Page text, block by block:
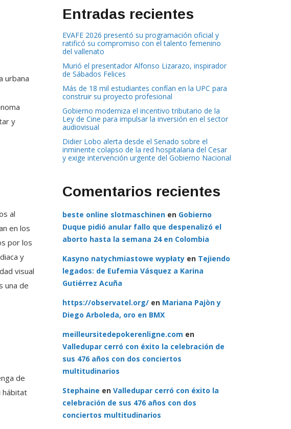
urbana
y
al
en los
por los
y
visual
una de
de
hábitat
Entradas recientes
EVAFE 2026 presentó su programación oficial y
ratificó su compromiso con el talento femenino
del vallenato
Murió el presentador Alfonso Lizarazo, inspirador
de Sábados Felices
Más de 18 mil estudiantes confían en la UPC para
construir su proyecto profesional
Gobierno moderniza el incentivo tributario de la
Ley de Cine para impulsar la inversión en el sector
audiovisual
Didier Lobo alerta desde el Senado sobre el
inminente colapso de la red hospitalaria del Cesar
y exige intervención urgente del Gobierno Nacional
Comentarios recientes
beste online slotmaschinen en Gobierno
Duque pidió anular fallo que despenalizó el
aborto hasta la semana 24 en Colombia
Kasyno natychmiastowe wypłaty en Tejiendo
legados: de Eufemia Vásquez a Karina
Gutiérrez Acuña
https://observatel.org/ en Mariana Pajòn y
Diego Arboleda, oro en BMX
meilleursitedepokerenligne.com en
Valledupar cerró con éxito la celebración de
sus 476 años con dos conciertos
multitudinarios
Stephaine en Valledupar cerró con éxito la
celebración de sus 476 años con dos
conciertos multitudinarios